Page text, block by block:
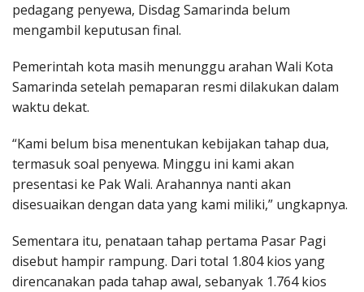
pedagang penyewa, Disdag Samarinda belum
mengambil keputusan final.
Pemerintah kota masih menunggu arahan Wali Kota
Samarinda setelah pemaparan resmi dilakukan dalam
waktu dekat.
“Kami belum bisa menentukan kebijakan tahap dua,
termasuk soal penyewa. Minggu ini kami akan
presentasi ke Pak Wali. Arahannya nanti akan
disesuaikan dengan data yang kami miliki,” ungkapnya.
Sementara itu, penataan tahap pertama Pasar Pagi
disebut hampir rampung. Dari total 1.804 kios yang
direncanakan pada tahap awal, sebanyak 1.764 kios